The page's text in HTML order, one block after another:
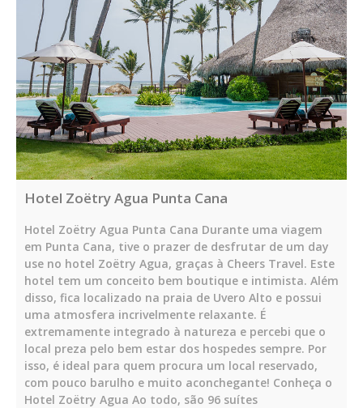
Hotel Zoëtry Agua Punta Cana
Hotel Zoëtry Agua Punta Cana Durante uma viagem
em Punta Cana, tive o prazer de desfrutar de um day
use no hotel Zoëtry Agua, graças à Cheers Travel. Este
hotel tem um conceito bem boutique e intimista. Além
disso, fica localizado na praia de Uvero Alto e possui
uma atmosfera incrivelmente relaxante. É
extremamente integrado à natureza e percebi que o
local preza pelo bem estar dos hospedes sempre. Por
isso, é ideal para quem procura um local reservado,
com pouco barulho e muito aconchegante! Conheça o
Hotel Zoëtry Agua Ao todo, são 96 suítes